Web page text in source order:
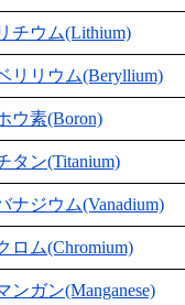
チウム(Lithium)
リリウム(Beryllium)
ウ素(Boron)
タン(Titanium)
ナジウム(Vanadium)
ロム(Chromium)
ンガン(Manganese)